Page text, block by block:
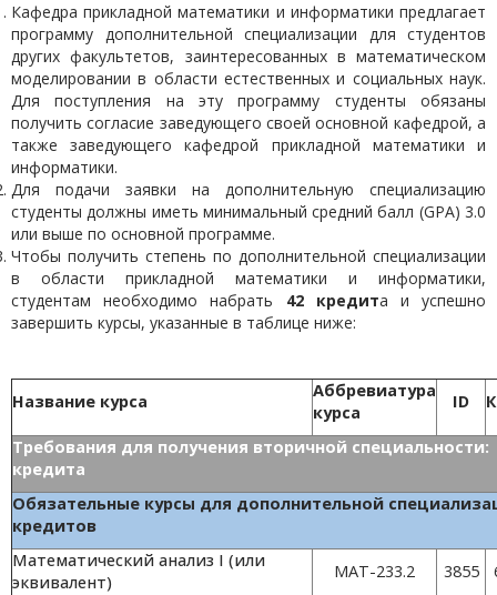
Кафедра прикладной математики и информатики предлагает
программу дополнительной специализации для студентов
других факультетов, заинтересованных в математическом
моделировании в области естественных и социальных наук.
Для поступления на эту программу студенты обязаны
получить согласие заведующего своей основной кафедрой, а
также заведующего кафедрой прикладной математики и
информатики.
Для подачи заявки на дополнительную специализацию
студенты должны иметь минимальный средний балл (GPA) 3.0
или выше по основной программе.
Чтобы получить степень по дополнительной специализации
в области прикладной математики и информатики,
студентам необходимо набрать 42 кредита и успешно
завершить курсы, указанные в таблице ниже:
Название курса
Аббревиатура
курса
ID
Требования для получения
кредита
Обязательные курсы для
кредитов
Математический анализ I (или
эквивалент)
MAT-233.2 3855